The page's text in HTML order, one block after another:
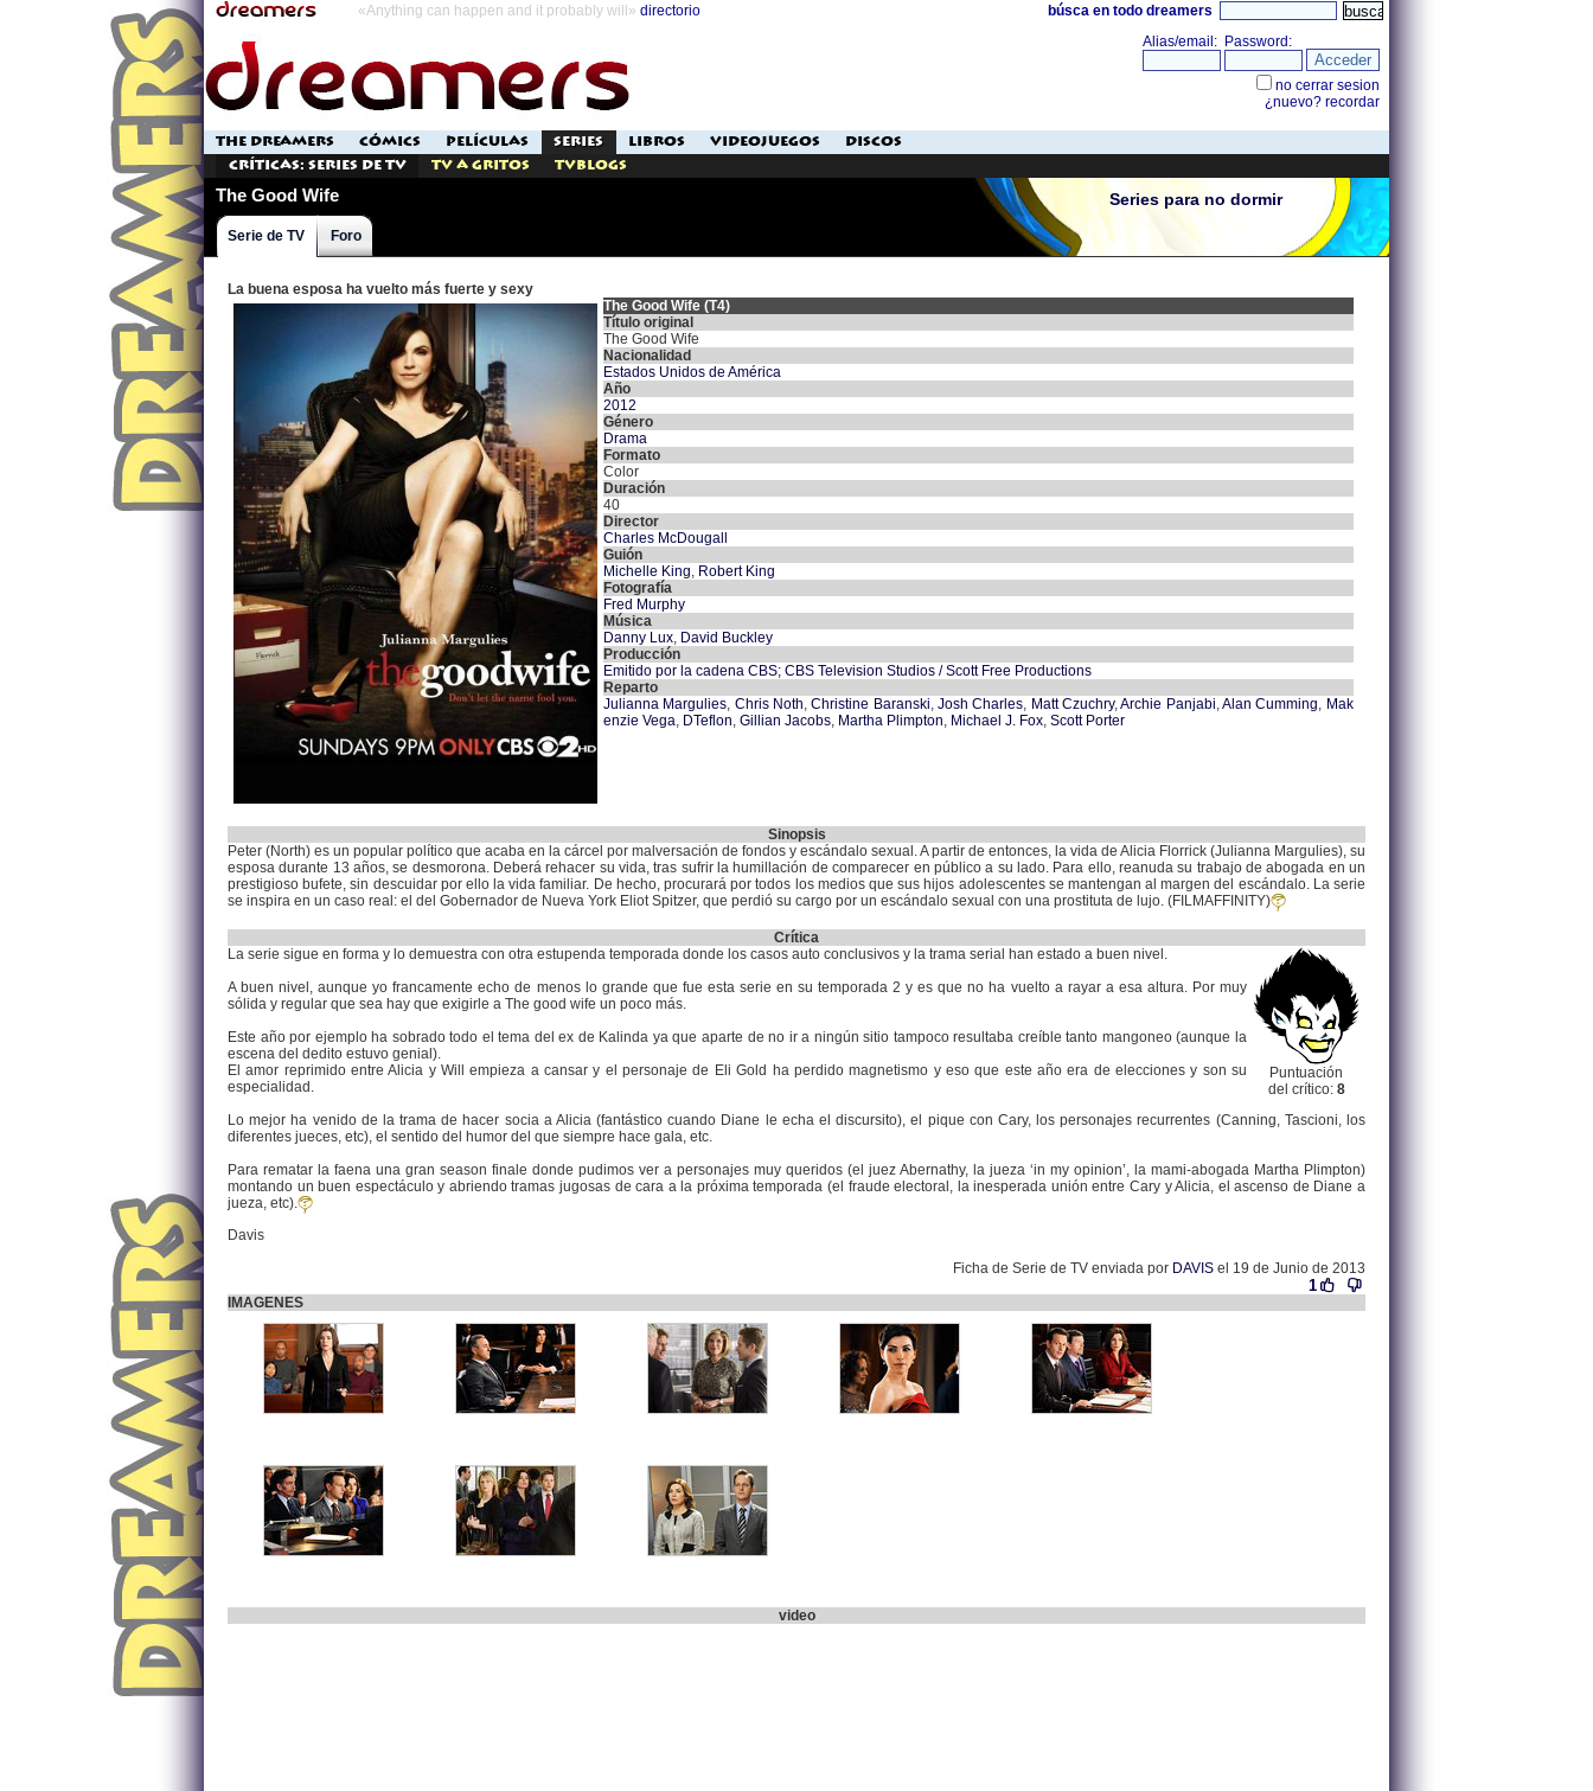
«Anything can happen and it probably will» directorio búsca en todo dreamers
THE DREAMERS CÓMICS PELÍCULAS SERIES LIBROS VIDEOJUEGOS
DISCOS
Críticas: Series de TV
TV a Gritos TVblogs
The Good Wife Series para no dormir
Serie de TV Foro
La buena esposa ha vuelto más fuerte y sexy
The Good Wife (T4)
Título original
The Good Wife
Nacionalidad
Estados Unidos de América
Año
2012
Género
Drama
Formato
Color
Duración
40
Director
Charles McDougall
Guión
Michelle King, Robert King
Fotografía
Fred Murphy
Música
Danny Lux, David Buckley
Producción
Emitido por la cadena CBS; CBS Television Studios / Scott Free Productions
Reparto
Julianna Margulies, Chris Noth,Christine Baranski, Josh Charles, Matt Czuchry,Archie Panjabi,Alan Cumming, Mak
enzie Vega, DTeflon, Gillian Jacobs, Martha Plimpton, Michael J. Fox, Scott Porter
Sinopsis
Peter (North) es un popular político que acaba en la cárcel por malversación de fondos y escándalo sexual. A partir de entonces, la vida de Alicia Florrick (Julianna Margulies), su
esposa durante 13 años, se desmorona. Deberá rehacer su vida, tras sufrir la humillación de comparecer en público a su lado. Para ello, reanuda su trabajo de abogada en un
prestigioso bufete, sin descuidar por ello la vida familiar. De hecho, procurará por todos los medios que sus hijos adolescentes se mantengan al margen del escándalo. La serie
se inspira en un caso real: el del Gobernador de Nueva York Eliot Spitzer, que perdió su cargo por un escándalo sexual con una prostituta de lujo. (FILMAFFINITY)
Crítica
Puntuación
del crítico: 8
La serie sigue en forma y lo demuestra con otra estupenda temporada donde los casos auto conclusivos y la trama serial han estado a buen nivel.
A buen nivel, aunque yo francamente echo de menos lo grande que fue esta serie en su temporada 2 y es que no ha vuelto a rayar a esa altura. Por muy
sólida y regular que sea hay que exigirle a The good wife un poco más.
Este año por ejemplo ha sobrado todo el tema del ex de Kalinda ya que aparte de no ir a ningún sitio tampoco resultaba creíble tanto mangoneo (aunque la
escena del dedito estuvo genial).
El amor reprimido entre Alicia y Will empieza a cansar y el personaje de Eli Gold ha perdido magnetismo y eso que este año era de elecciones y son su
especialidad.
Lo mejor ha venido de la trama de hacer socia a Alicia (fantástico cuando Diane le echa el discursito), el pique con Cary, los personajes recurrentes (Canning, Tascioni, los
diferentes jueces, etc), el sentido del humor del que siempre hace gala, etc.
Para rematar la faena una gran season finale donde pudimos ver a personajes muy queridos (el juez Abernathy, la jueza ‘in my opinion’, la mami-abogada Martha Plimpton)
montando un buen espectáculo y abriendo tramas jugosas de cara a la próxima temporada (el fraude electoral, la inesperada unión entre Cary y Alicia, el ascenso de Diane a
jueza, etc).
Davis
Ficha de Serie de TV enviada por DAVIS el 19 de Junio de 2013
1
IMAGENES
video